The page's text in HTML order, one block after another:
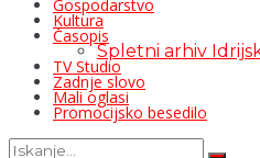
Gospodarstvo
Kultura
Časopis
Spletni arhiv
TV Studio
Zadnje slovo
Mali oglasi
Promocijsko besedilo